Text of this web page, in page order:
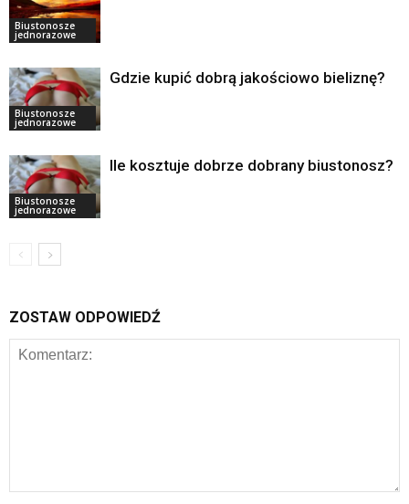
Biustonosze
jednorazowe
Biustonosze
jednorazowe
Gdzie kupić dobrą jakościowo bieliznę?
Biustonosze
jednorazowe
Ile kosztuje dobrze dobrany biustonosz?
ZOSTAW ODPOWIEDŹ